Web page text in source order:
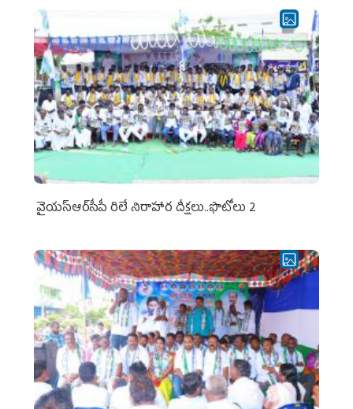
వైయ‌స్ఆర్‌సీపీ రిలే నిరాహార దీక్షలు..ఫొటోలు 2